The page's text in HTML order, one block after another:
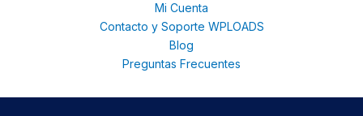
Mi Cuenta
Contacto y Soporte WPLOADS
Blog
Preguntas Frecuentes